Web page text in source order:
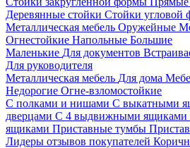
Деревянные стойки Стойки угловой
Металлическая мебель Оружейные
Огнестойкие Напольные Большие
Маленькие Для документов
Для руководителя
Металлическая мебель Для дома
Недорогие Огне-взломостойкие
С полками и нишами С выкатными
дверцами С 4 выдвижными ящиками
ящиками Приставные тумбы
Лидеры отзывов покупателей